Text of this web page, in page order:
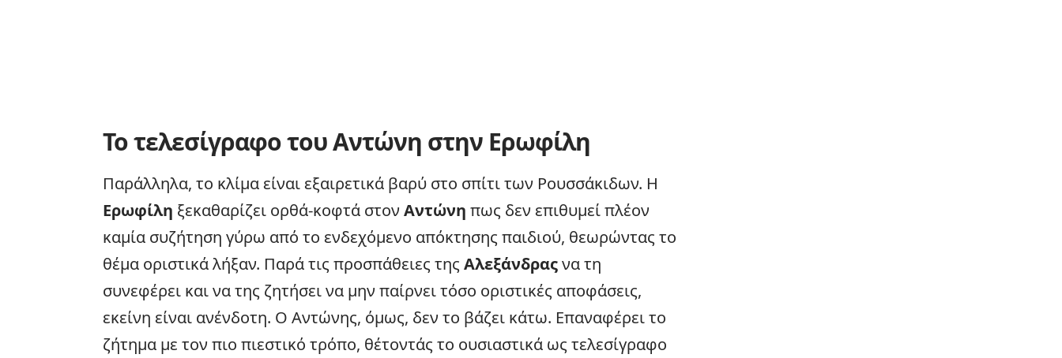
Το τελεσίγραφο του Αντώνη στην Ερωφίλη
Παράλληλα, το κλίμα είναι εξαιρετικά βαρύ στο σπίτι των Ρουσσάκιδων. Η
Ερωφίλη ξεκαθαρίζει ορθά-κοφτά στον Αντώνη πως δεν επιθυμεί πλέον
καμία συζήτηση γύρω από το ενδεχόμενο απόκτησης παιδιού, θεωρώντας το
θέμα οριστικά λήξαν. Παρά τις προσπάθειες της Αλεξάνδραςνα τη
συνεφέρει και να της ζητήσει να μην παίρνει τόσο οριστικές αποφάσεις,
εκείνη είναι ανένδοτη. Ο Αντώνης, όμως, δεν το βάζει κάτω. Επαναφέρει το
ζήτημα με τον πιο πιεστικό τρόπο, θέτοντάς το ουσιαστικά ως τελεσίγραφο